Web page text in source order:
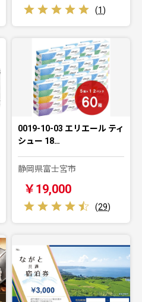
(1)
0019-10-03 エリエール ティ
シュー 18…
静岡県富士宮市
￥19,000
(29)